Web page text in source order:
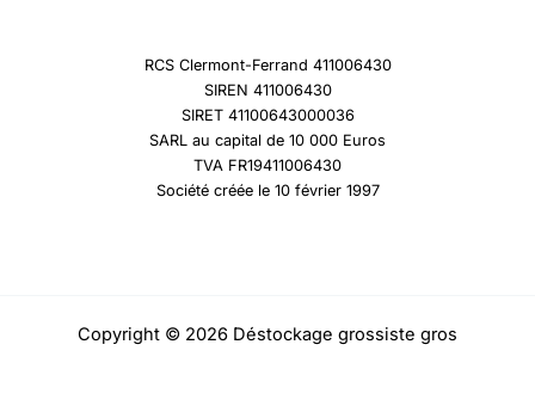
RCS Clermont-Ferrand 411006430
SIREN 411006430
SIRET 41100643000036
SARL au capital de 10 000 Euros
TVA FR19411006430
Société créée le 10 février 1997
Copyright © 2026 Déstockage grossiste gros